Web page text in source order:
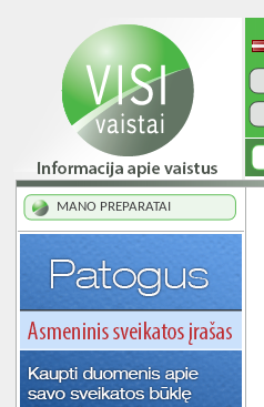
MANO PREPARATAI